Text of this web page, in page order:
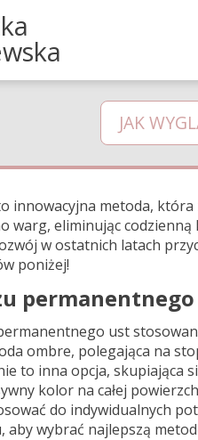
JAK
innowacyjna metoda,
eliminując
w ostatnich latach
poniżej!
ust
ombre, polegająca na
to inna opcja, skupiająca
kolor na całej
do indywidualnych
aby wybrać najlepszą